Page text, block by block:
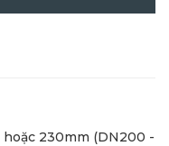
230mm (DN200 -